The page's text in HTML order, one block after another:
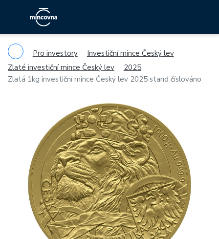
Pro investory
Investiční mince Český lev
Zlaté investiční mince Český lev
2025
Zlatá 1kg investiční mince Český lev 2025 stand číslováno
Previous